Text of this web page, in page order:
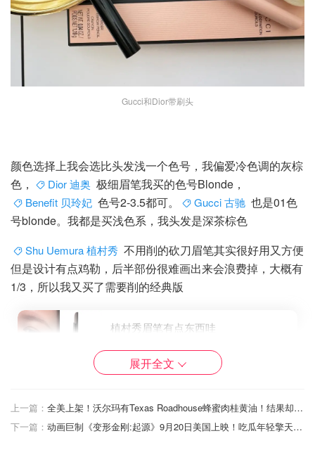
Gucci和Dior带刷头
颜色选择上我会选比头发浅一个色号，我偏爱冷色调的灰棕
色，
Dior 迪奥 极细眉笔我买的色号Blonde，
Benefit 贝玲妃 色号2-3.5都可。 Gucci 古驰 也是01色
号blonde。我都是买浅色系，我头发是深茶棕色
Shu Uemura 植村秀 不用削的砍刀眉笔其实很好用又方便
但是设计有点鸡勒，后半部份很难画出来会浪费掉，大概有
1/3，所以我又买了需要削的经典版
植村秀眉笔有点东西哇
lucky小锦李
展开全文
上一篇：
全美上架！沃尔玛有Texas Roadhouse蜂蜜肉桂黄油！结果却被网友疯狂吐槽？
下一篇：
动画巨制《变形金刚:起源》9月20日美国上映！吃瓜年轻擎天柱&威震天相爱相杀的往事